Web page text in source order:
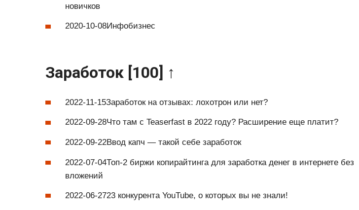
новичков
2020-10-08Инфобизнес
Заработок [100] ↑
2022-11-15Заработок на отзывах: лохотрон или нет?
2022-09-28Что там с Teaserfast в 2022 году? Расширение еще платит?
2022-09-22Ввод капч — такой себе заработок
2022-07-04Топ-2 биржи копирайтинга для заработка денег в интернете без
вложений
2022-06-2723 конкурента YouTube, о которых вы не знали!